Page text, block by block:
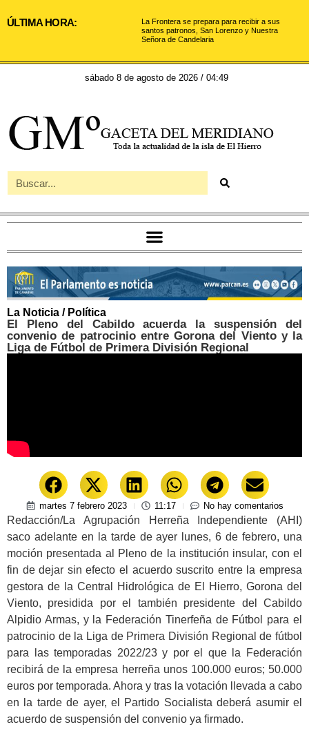
ÚLTIMA HORA:
La Frontera se prepara para recibir a sus
santos patronos, San Lorenzo y Nuestra
Señora de Candelaria
sábado 8 de agosto de 2026 / 04:49
La Noticia / Política
El Pleno del Cabildo acuerda la suspensión del
convenio de patrocinio entre Gorona del Viento y la
Liga de Fútbol de Primera División Regional
martes 7 febrero 2023 11:17 No hay comentarios
Redacción/La Agrupación Herreña Independiente (AHI)
saco adelante en la tarde de ayer lunes, 6 de febrero, una
moción presentada al Pleno de la institución insular, con el
fin de dejar sin efecto el acuerdo suscrito entre la empresa
gestora de la Central Hidrológica de El Hierro, Gorona del
Viento, presidida por el también presidente del Cabildo
Alpidio Armas, y la Federación Tinerfeña de Fútbol para el
patrocinio de la Liga de Primera División Regional de fútbol
para las temporadas 2022/23 y por el que la Federación
recibirá de la empresa herreña unos 100.000 euros; 50.000
euros por temporada. Ahora y tras la votación llevada a cabo
en la tarde de ayer, el Partido Socialista deberá asumir el
acuerdo de suspensión del convenio ya firmado.